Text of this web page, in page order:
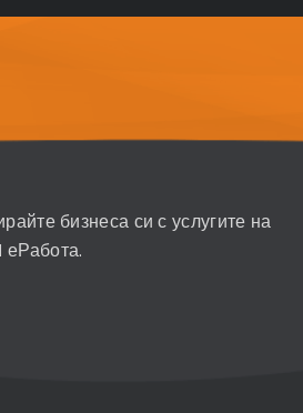
бизнеса си с услугите на
еРабота.